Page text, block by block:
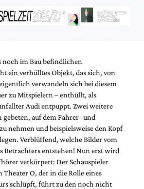
noch im Bau befindlichen
ein verhülltes Objekt, das sich, von
verwandeln sich bei diesem
zu Mitspielern – enthüllt, als
Audi entpuppt. Zwei weitere
auf dem Fahrer- und
nehmen und beispielsweise den Kopf
Verblüffend, welche Bilder vom
Betrachters entstehen! Nun erst wird
verkörpert: Der Schauspieler
O, der in die Rolle eines
schlüpft, führt zu den noch nicht